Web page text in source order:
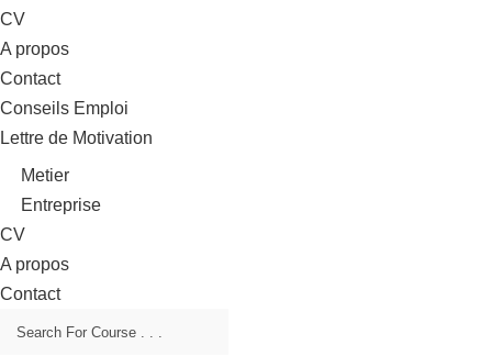
CV
A propos
Contact
Conseils Emploi
Lettre de Motivation
Metier
Entreprise
CV
A propos
Contact